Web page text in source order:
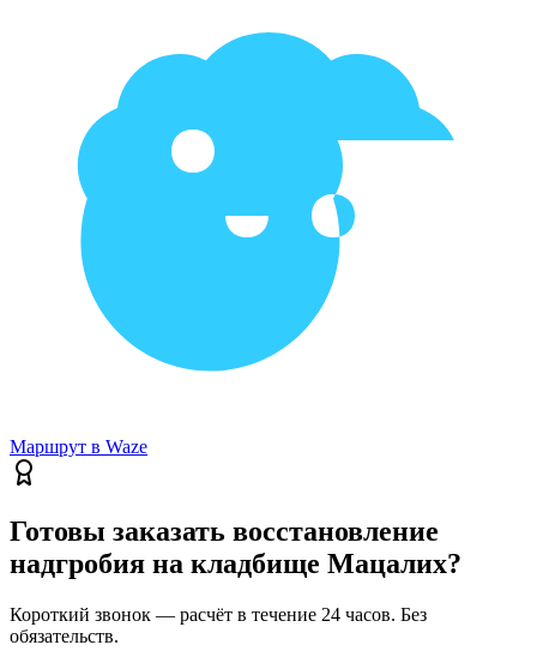
Маршрут в Waze
Готовы заказать восстановление
надгробия на кладбище Мацалих?
Короткий звонок — расчёт в течение 24 часов. Без
обязательств.